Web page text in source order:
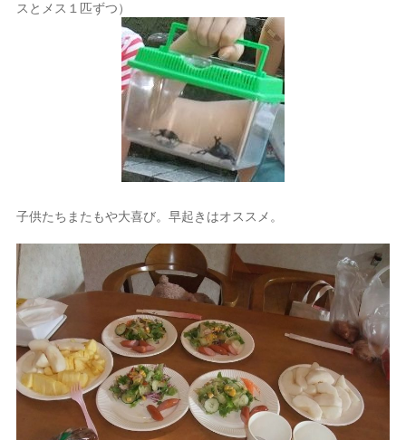
スとメス１匹ずつ）
子供たちまたもや大喜び。早起きはオススメ。